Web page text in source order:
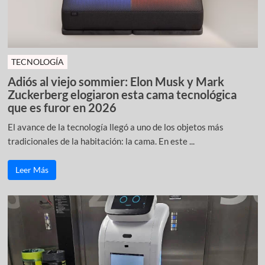
TECNOLOGÍA
Adiós al viejo sommier: Elon Musk y Mark
Zuckerberg elogiaron esta cama tecnológica
que es furor en 2026
El avance de la tecnología llegó a uno de los objetos más
tradicionales de la habitación: la cama. En este ...
Leer Más